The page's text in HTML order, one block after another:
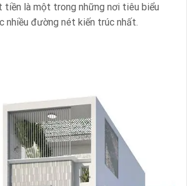
tiền là một trong những nơi tiêu biểu
nhiều đường nét kiến trúc nhất.